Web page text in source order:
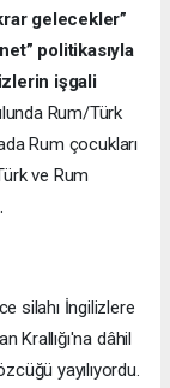
gelecekler”
politikasıyla
işgali
Rum/Türk
Rum çocukları
ve Rum
silahı İngilizlere
Krallığı'na dâhil
yayılıyordu.